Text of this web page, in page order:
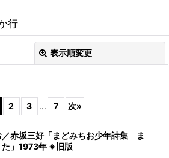
行
表示順変更
2 3 ... 7 次»
／赤坂三好「まどみちお少年詩集 ま
た」1973年 ※旧版